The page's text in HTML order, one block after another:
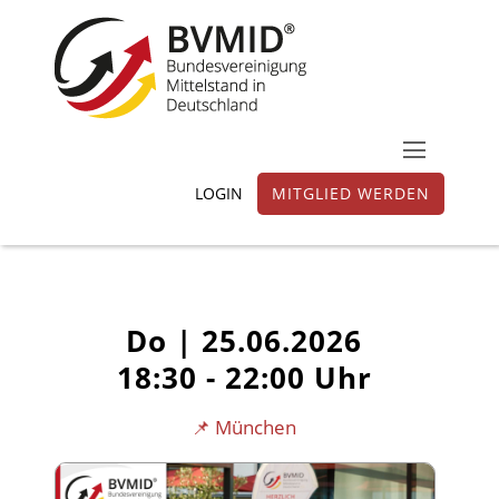
MITGLIED WERDEN
LOGIN
Do | 25.06.2026
18:30 - 22:00 Uhr
📌 München